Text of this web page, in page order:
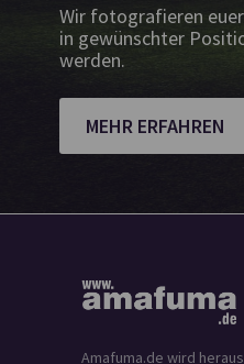
Wir fotografieren
in gewünschter
werden.
MEHR ERFAHREN
Amafuma.de wird